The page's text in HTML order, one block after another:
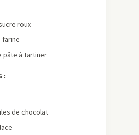
roux
farine
pâte à tartiner
:
de chocolat